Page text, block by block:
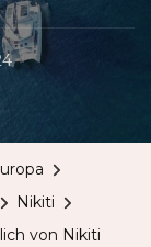
Nikiti
von Nikiti